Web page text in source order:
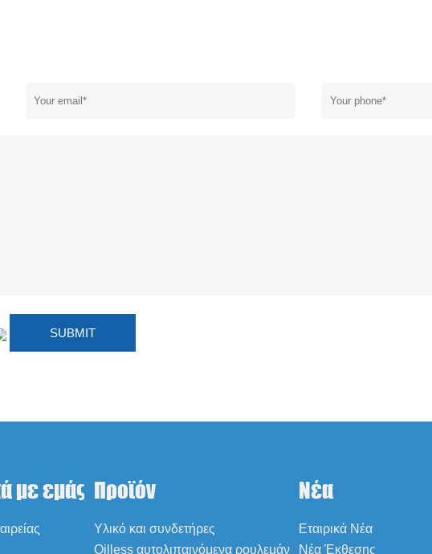
με εμάς Προϊόν
Υλικό και συνδετήρες
Oilless αυτολιπαινόμενα ρουλεμάν
Νέα
Εταιρικά Νέα
Νέα Έκθεσης